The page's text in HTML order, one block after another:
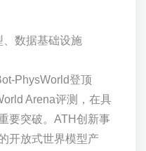
、数据基础设施
PhysWorld登顶
Arena评测，在具
要突破。ATH创新事
开放式世界模型产